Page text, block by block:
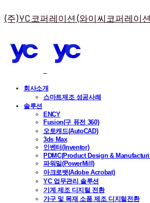
(주)YC코퍼레이션(와이씨코퍼레이
회사소개
스마트제조 성공사례
솔루션
ENCY
Fusion(구 퓨전 360)
오토캐드(AutoCAD)
3ds Max
인벤터(Inventor)
PDMC(Product Design &
파워밀(PowerMill)
아크로뱃(Adobe Acrobat)
YC 업무관리 솔루션
기계 제조 디지털 전환
가구 및 목재 소품 제조 디지털전환